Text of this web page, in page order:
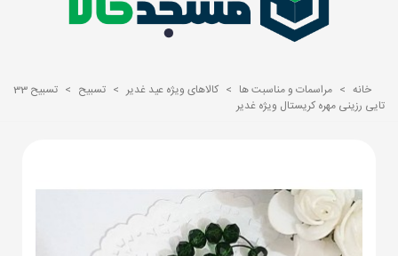
خانه > مراسمات و مناسبت ها > کالاهای ویژه عید غدیر > تسبیح >
تسبیح 33
تایی رزینی مهره کریستال ویژه غدیر